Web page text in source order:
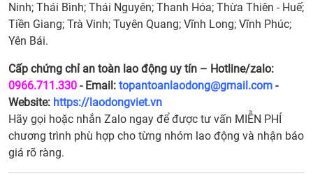
Ninh; Thái Bình; Thái Nguyên; Thanh Hóa; Thừa Thiên - Huế;
Tiền Giang; Trà Vinh; Tuyên Quang; Vĩnh Long; Vĩnh Phúc;
Yên Bái.
Cấp chứng chỉ an toàn lao động uy tín – Hotline/zalo:
0966.711.330 - Email: topantoanlaodong@gmail.com -
Website: https://laodongviet.vn
Hãy gọi hoặc nhắn Zalo ngay để được tư vấn MIỄN PHÍ
chương trình phù hợp cho từng nhóm lao động và nhận báo
giá rõ ràng.